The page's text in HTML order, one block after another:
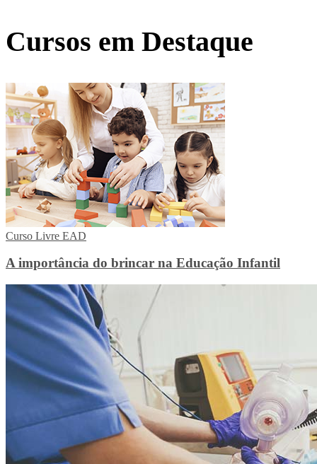
Cursos em Destaque
Curso Livre EAD
A importância do brincar na Educação Infantil